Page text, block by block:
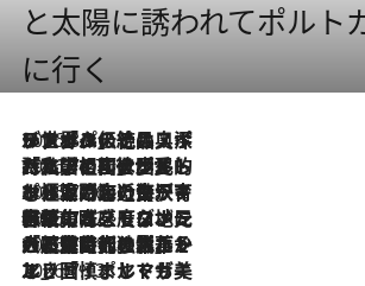
と太陽に誘われてポルト
に行く
2026.8.8
リスボンの絶品スイーツ「パステル・デ・ナタ」とは？ポルトガル伝統の奥深い世界へ
2026.7.27
「私の祖国はポルトガル語です」国民的詩人フェルナンド・ペソアと、彼が愛した文学の街を歩く
2026.7.26
ポルトガル近海が育む極上の海の幸。キリリと冷えた白ワインと愉しむ、シーフード専門店の贅沢
2026.7.22
伝統の味をモダンに昇華。高感度な地元客が集う、リスボンの最旬ガストロノミー
2026.7.21
大航海時代の栄華から、震災、独裁、そして革命へ。ポルトガル・首都リスボンの石畳に刻まれた「歴史の光と影」
2026.7.13
エッセイ・ヤマザキマリ「慎ましくも美しき国 ポルトガル」